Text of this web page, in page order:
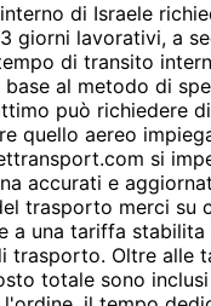
di Israele
giorni lavorativi, a
di transito
al metodo di
può richiedere
quello aereo
si
accurati e
trasporto merci su
a una tariffa
trasporto. Oltre alle
totale sono